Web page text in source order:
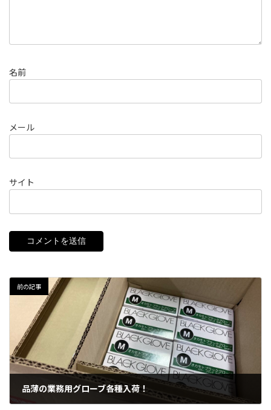
名前
メール
サイト
前の記事
品薄の業務用グローブ各種入荷！